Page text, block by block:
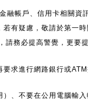
帳戶、信用卡相關資
有疑慮，敬請於第一時
務必提高警覺，更
求進行網路銀行或
、不要在公用電腦輸入